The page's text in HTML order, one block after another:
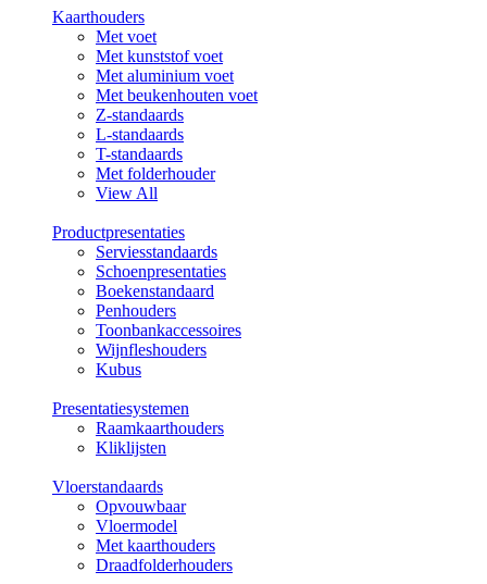
Kaarthouders
Met voet
Met kunststof voet
Met aluminium voet
Met beukenhouten voet
Z-standaards
L-standaards
T-standaards
Met folderhouder
View All
Productpresentaties
Serviesstandaards
Schoenpresentaties
Boekenstandaard
Penhouders
Toonbankaccessoires
Wijnfleshouders
Kubus
Presentatiesystemen
Raamkaarthouders
Kliklijsten
Vloerstandaards
Opvouwbaar
Vloermodel
Met kaarthouders
Draadfolderhouders